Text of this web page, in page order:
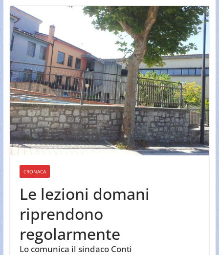
CRONACA
Le lezioni domani
riprendono
regolarmente
Lo comunica il sindaco Conti